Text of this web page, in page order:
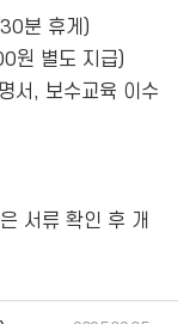
분 휴게)
원 별도 지급)
서, 보수교육 이수
서류 확인 후 개